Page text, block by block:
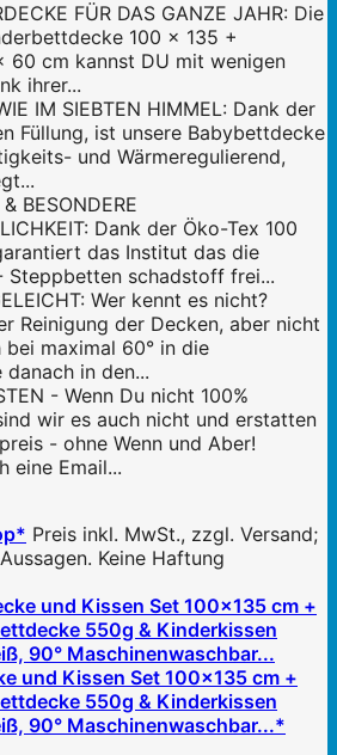
FÜR DAS GANZE JAHR: Die
100 x 135 +
60 cm kannst DU mit wenigen
ihrer...
IM SIEBTEN HIMMEL: Dank der
Füllung, ist unsere Babybettdecke
und Wärmeregulierend,
BESONDERE
Dank der Öko-Tex 100
das Institut das die
Steppbetten schadstoff frei...
Wer kennt es nicht?
Reinigung der Decken, aber nicht
bei maximal 60° in die
danach in den...
- Wenn Du nicht 100%
wir es auch nicht und erstatten
- ohne Wenn und Aber!
eine Email...
Preis inkl. MwSt., zzgl. Versand;
Keine Haftung
und Kissen Set 100x135 cm +
550g & Kinderkissen
90° Maschinenwaschbar...*